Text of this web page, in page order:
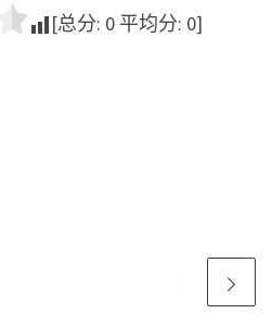
[总分: 0 平均分: 0]